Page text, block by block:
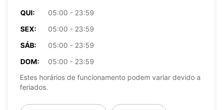
QUI:
05:00 - 23:59
SEX:
05:00 - 23:59
SÁB:
05:00 - 23:59
DOM:
05:00 - 23:59
Estes horários de funcionamento podem variar devido a
feriados.